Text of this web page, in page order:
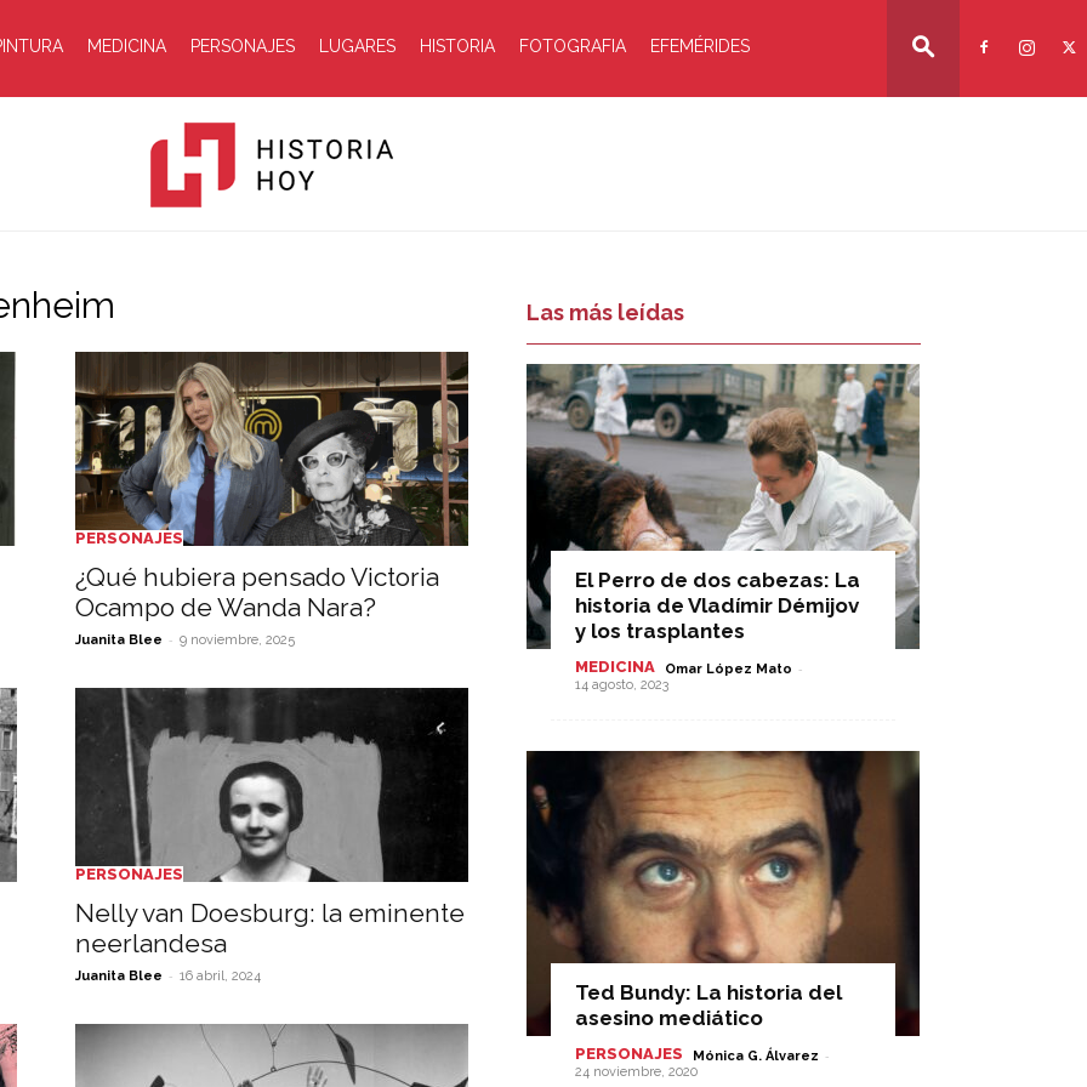
MEDICINA PERSONAJES LUGARES HISTORIA FOTOGRAFIA EFEMÉRIDES
Hoy
PERSONAJES
¿Qué hubiera pensado Victoria
Ocampo de Wanda Nara?
Juanita Blee - 9 noviembre, 2025
PERSONAJES
Nelly van Doesburg: la eminente
neerlandesa
Juanita Blee - 16 abril, 2024
Las más leídas
El Perro de dos cabezas: La
historia de Vladímir Démijov
y los trasplantes
MEDICINA Omar López Mato -
14 agosto, 2023
Ted Bundy: La historia del
asesino mediático
PERSONAJES Mónica G. Álvarez -
24 noviembre, 2020